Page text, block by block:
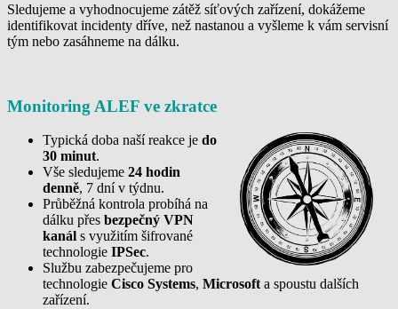
Sledujeme a vyhodnocujeme zátěž síťových zařízení, dokážeme
identifikovat incidenty dříve, než nastanou a vyšleme k vám servisní
tým nebo zasáhneme na dálku.
Monitoring ALEF ve zkratce
Typická doba naší reakce je do
30 minut.
Vše sledujeme 24 hodin
denně, 7 dní v týdnu.
Průběžná kontrola probíhá na
dálku přes bezpečný VPN
kanál s využitím šifrované
technologie IPSec.
Službu zabezpečujeme pro
technologie Cisco Systems, Microsoft a spoustu dalších
zařízení.